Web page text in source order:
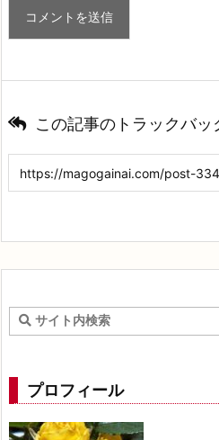
この記事のトラックバッ
プロフィール